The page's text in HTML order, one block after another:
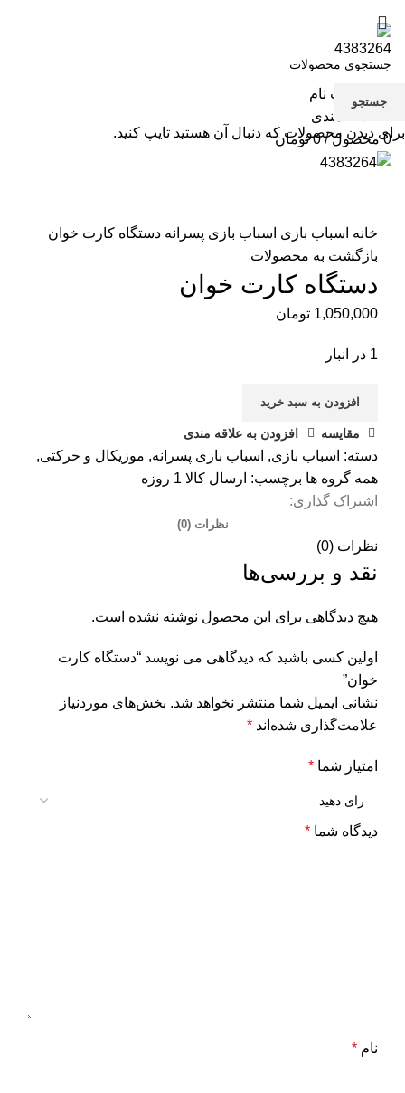
فروشگاه تماس با ما
ورود / ثبت نام
علاقه مندی
0 محصول /
0 تومان
خانه اسباب بازی اسباب بازی پسرانه دستگاه کارت خوان
بازگشت به محصولات
دستگاه کارت خوان
1,050,000 تومان
1 در انبار
افزودن به سبد خرید
مقایسه افزودن به علاقه مندی
دسته: اسباب بازی, اسباب بازی پسرانه, موزیکال و حرکتی,
همه گروه ها برچسب: ارسال كالا 1 روزه
اشتراک گذاری:
نظرات (0)
نظرات (0)
نقد و بررسی‌ها
هیچ دیدگاهی برای این محصول نوشته نشده است.
اولین کسی باشید که دیدگاهی می نویسد “دستگاه کارت
خوان”
نشانی ایمیل شما منتشر نخواهد شد. بخش‌های موردنیاز
علامت‌گذاری شده‌اند *
امتیاز شما *
دیدگاه شما *
نام *
جستجو
برای دیدن محصولات که دنبال آن هستید تایپ کنید.